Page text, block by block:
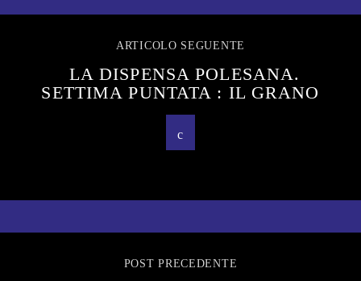
ARTICOLO SEGUENTE
LA DISPENSA POLESANA.
SETTIMA PUNTATA : IL GRANO
POST PRECEDENTE